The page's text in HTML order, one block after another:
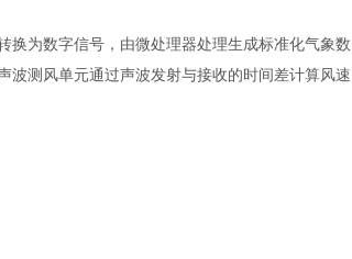
换为数字信号，由微处理器处理生成标准化气象数
波测风单元通过声波发射与接收的时间差计算风速